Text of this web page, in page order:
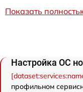
Показать
Настройка ОС
профильном